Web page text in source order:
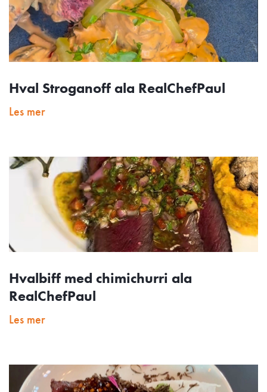
Hval Stroganoff ala RealChefPaul
Les mer
Hvalbiff med chimichurri ala
RealChefPaul
Les mer